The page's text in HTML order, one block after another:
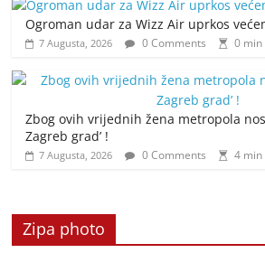
Ogroman udar za Wizz Air uprkos
7 Augusta, 2026 0 Comments 0
Zbog ovih vrijednih žena metropola
Zagreb grad’ !
7 Augusta, 2026 0 Comments 4
Zipa photo